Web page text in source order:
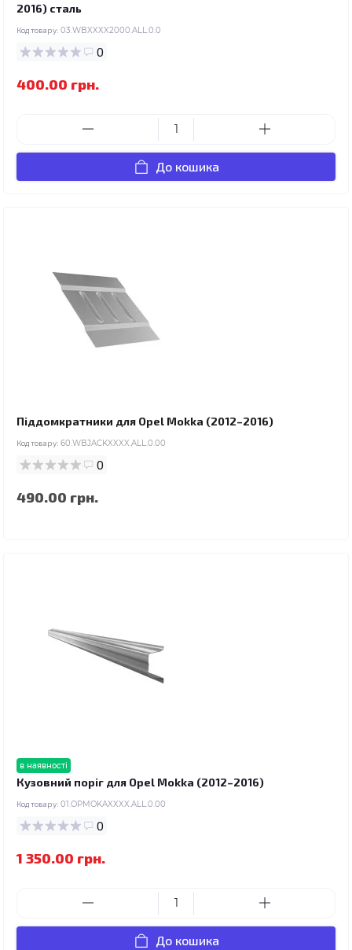
2016) сталь
Код товару: 03.WBXXXX2000.ALL.0.0
0
400.00 грн.
До кошика
Піддомкратники для Opel Mokka (2012–2016)
Код товару: 60.WBJACKXXXX.ALL.0.00
0
490.00 грн.
в наявності
Кузовний поріг для Opel Mokka (2012–2016)
Код товару: 01.OPMOKAXXXX.ALL.0.00
0
1 350.00 грн.
До кошика